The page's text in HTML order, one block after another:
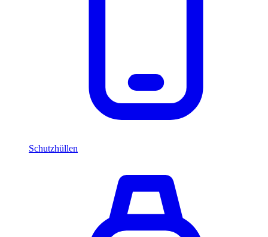
Schutzhüllen